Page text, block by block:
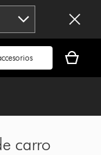
cesta
está
carro